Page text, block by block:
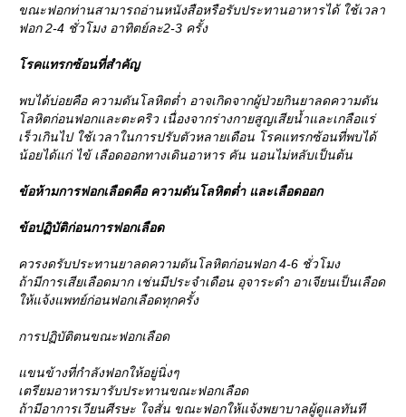
ขณะฟอกท่านสามารถอ่านหนังสือหรือรับประทานอาหารได้ ใช้เวลา
ฟอก 2-4 ชั่วโมง อาทิตย์ละ2-3 ครั้ง
รคแทรกซ้อนที่สำคัญ
พบได้บ่อยคือ ความดันโลหิตต่ำ อาจเกิดจากผู้ป่วยกินยาลดความดัน
ลหิตก่อนฟอกและตะคริว เนื่องจากร่างกายสูญเสียน้ำและเกลือแร่
เร็วเกินไป ใช้เวลาในการปรับตัวหลายเดือน โรคแทรกซ้อนที่พบได้
น้อยได้แก่ ไข้ เลือดออกทางเดินอาหาร คัน นอนไม่หลับเป็นต้น
ข้อห้ามการฟอกเลือดคือ ความดันโลหิตต่ำ และเลือดออก
ข้อปฏิบัติก่อนการฟอกเลือด
ควรงดรับประทานยาลดความดันโลหิตก่อนฟอก 4-6 ชั่วโมง
ถ้ามีการเสียเลือดมาก เช่นมีประจำเดือน อุจาระดำ อาเจียนเป็นเลือด
ห้แจ้งแพทย์ก่อนฟอกเลือดทุกครั้ง
การปฏิบัติตนขณะฟอกเลือด
ขนข้างที่กำลังฟอกให้อยู่นิ่งๆ
เตรียมอาหารมารับประทานขณะฟอกเลือด
ถ้ามีอาการเวียนศีรษะ ใจสั่น ขณะฟอกให้แจ้งพยาบาลผู้ดูแลทันที